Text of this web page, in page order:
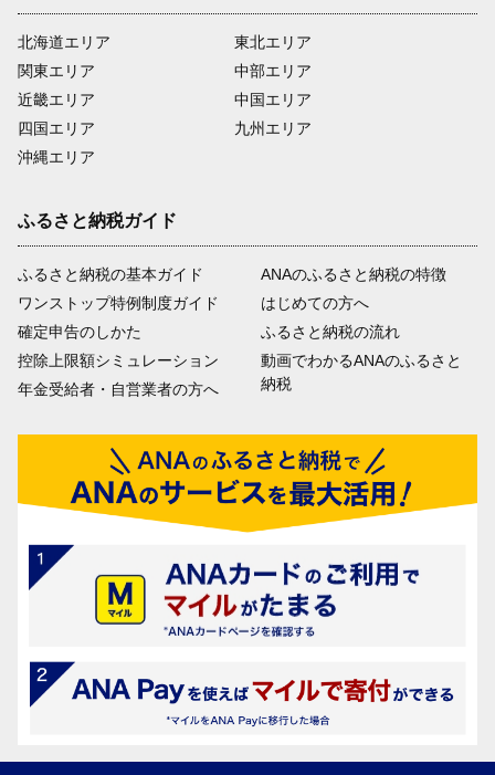
北海道エリア
関東エリア
近畿エリア
四国エリア
沖縄エリア
東北エリア
中部エリア
中国エリア
九州エリア
ふるさと納税ガイド
ふるさと納税の基本ガイド
ワンストップ特例制度ガイド
確定申告のしかた
控除上限額シミュレーション
年金受給者・自営業者の方へ
ANAのふるさと納税の特徴
はじめての方へ
ふるさと納税の流れ
動画でわかるANAのふるさと
納税